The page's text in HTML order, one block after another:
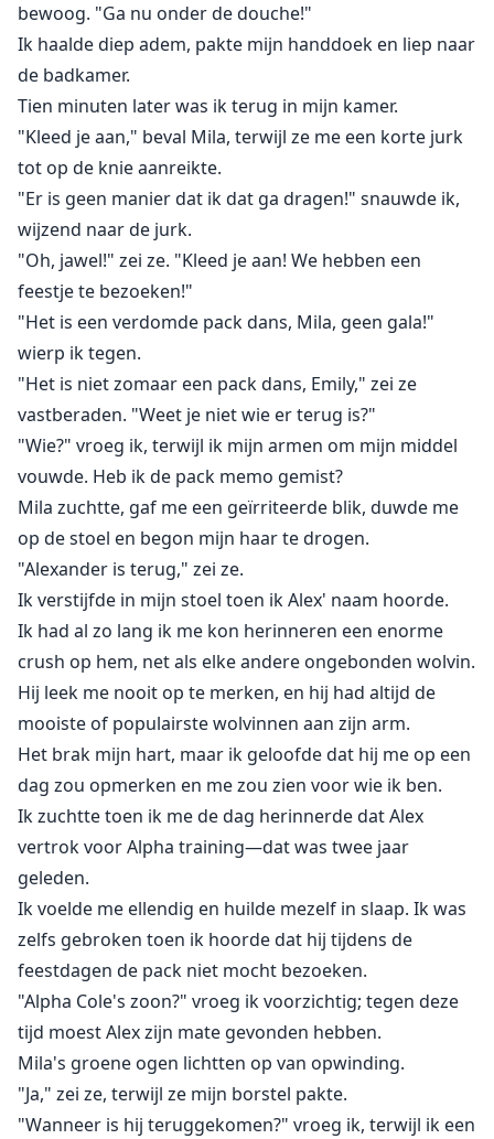
bewoog. "Ga nu onder de douche!"
Ik haalde diep adem, pakte mijn handdoek en liep naar
de badkamer.
Tien minuten later was ik terug in mijn kamer.
"Kleed je aan," beval Mila, terwijl ze me een korte jurk
tot op de knie aanreikte.
"Er is geen manier dat ik dat ga dragen!" snauwde ik,
wijzend naar de jurk.
"Oh, jawel!" zei ze. "Kleed je aan! We hebben een
feestje te bezoeken!"
"Het is een verdomde pack dans, Mila, geen gala!"
wierp ik tegen.
"Het is niet zomaar een pack dans, Emily," zei ze
vastberaden. "Weet je niet wie er terug is?"
"Wie?" vroeg ik, terwijl ik mijn armen om mijn middel
vouwde. Heb ik de pack memo gemist?
Mila zuchtte, gaf me een geïrriteerde blik, duwde me
op de stoel en begon mijn haar te drogen.
"Alexander is terug," zei ze.
Ik verstijfde in mijn stoel toen ik Alex' naam hoorde.
Ik had al zo lang ik me kon herinneren een enorme
crush op hem, net als elke andere ongebonden wolvin.
Hij leek me nooit op te merken, en hij had altijd de
mooiste of populairste wolvinnen aan zijn arm.
Het brak mijn hart, maar ik geloofde dat hij me op een
dag zou opmerken en me zou zien voor wie ik ben.
Ik zuchtte toen ik me de dag herinnerde dat Alex
vertrok voor Alpha training—dat was twee jaar
geleden.
Ik voelde me ellendig en huilde mezelf in slaap. Ik was
zelfs gebroken toen ik hoorde dat hij tijdens de
feestdagen de pack niet mocht bezoeken.
"Alpha Cole's zoon?" vroeg ik voorzichtig; tegen deze
tijd moest Alex zijn mate gevonden hebben.
Mila's groene ogen lichtten op van opwinding.
"Ja," zei ze, terwijl ze mijn borstel pakte.
"Wanneer is hij teruggekomen?" vroeg ik, terwijl ik een